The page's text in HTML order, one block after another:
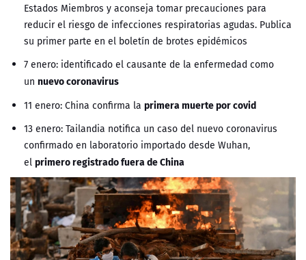
Estados Miembros y aconseja tomar precauciones para
reducir el riesgo de infecciones respiratorias agudas. Publica
su primer parte en el boletín de brotes epidémicos
7 enero: identificado el causante de la enfermedad como
un nuevo coronavirus
11 enero: China confirma la primera muerte por covid
13 enero: Tailandia notifica un caso del nuevo coronavirus
confirmado en laboratorio importado desde Wuhan,
el primero registrado fuera de China